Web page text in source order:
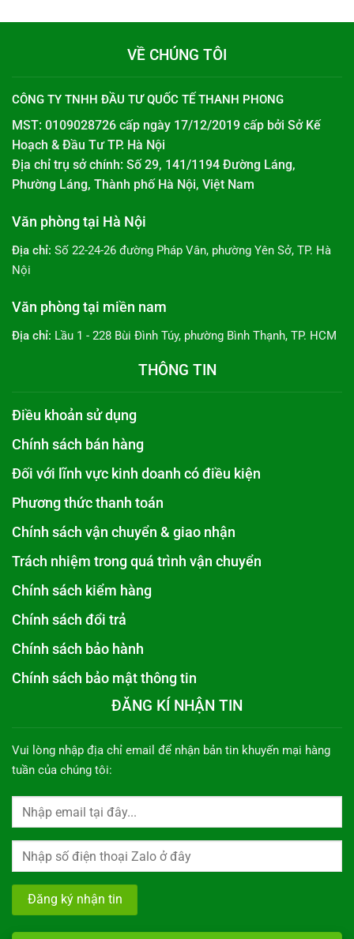
VỀ CHÚNG TÔI
CÔNG TY TNHH ĐẦU TƯ QUỐC TẾ THANH PHONG
MST: 0109028726 cấp ngày 17/12/2019 cấp bởi Sở Kế
Hoạch & Đầu Tư TP. Hà Nội
Địa chỉ trụ sở chính: Số 29, 141/1194 Đường Láng,
Phường Láng, Thành phố Hà Nội, Việt Nam
Văn phòng tại Hà Nội
Địa chỉ: Số 22-24-26 đường Pháp Vân, phường Yên Sở, TP. Hà
Nội
Văn phòng tại miền nam
Địa chỉ: Lầu 1 - 228 Bùi Đình Túy, phường Bình Thạnh, TP. HCM
THÔNG TIN
Điều khoản sử dụng
Chính sách bán hàng
Đối với lĩnh vực kinh doanh có điều kiện
Phương thức thanh toán
Chính sách vận chuyển & giao nhận
Trách nhiệm trong quá trình vận chuyển
Chính sách kiểm hàng
Chính sách đổi trả
Chính sách bảo hành
Chính sách bảo mật thông tin
ĐĂNG KÍ NHẬN TIN
Vui lòng nhập địa chỉ email để nhận bản tin khuyến mại hàng
tuần của chúng tôi: